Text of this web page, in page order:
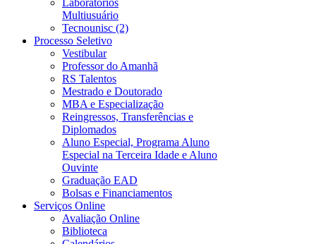
Laboratórios
Multiusuário
Tecnounisc (2)
Processo Seletivo
Vestibular
Professor do Amanhã
RS Talentos
Mestrado e Doutorado
MBA e Especialização
Reingressos, Transferências e
Diplomados
Aluno Especial, Programa Aluno
Especial na Terceira Idade e Aluno
Ouvinte
Graduação EAD
Bolsas e Financiamentos
Serviços Online
Avaliação Online
Biblioteca